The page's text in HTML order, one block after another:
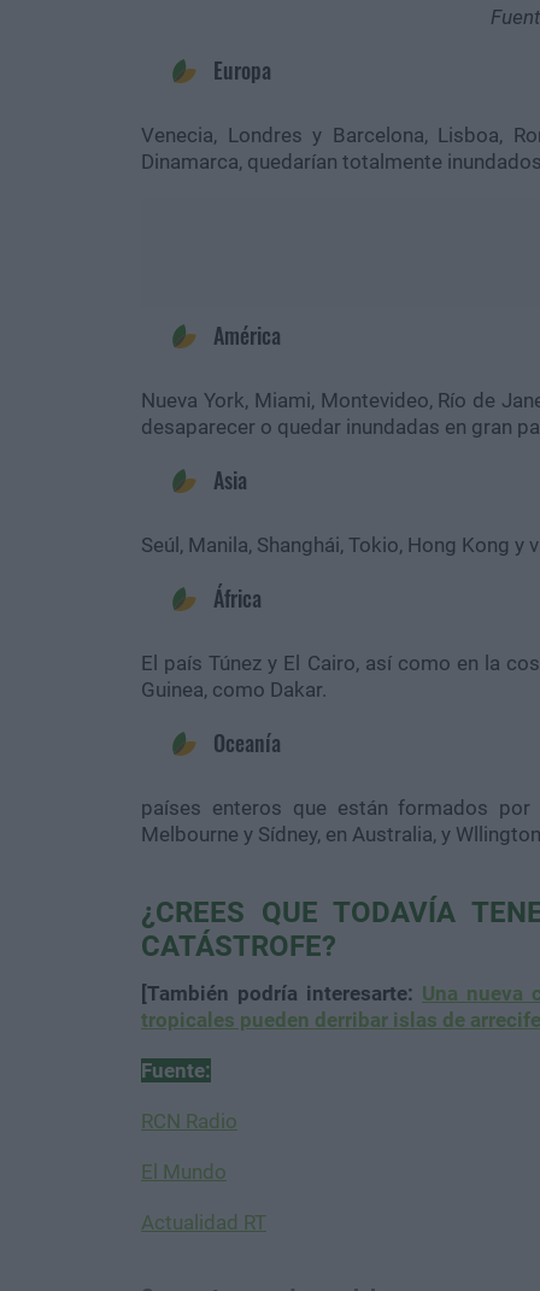
Europa
Venecia, Londres y Barcelona, Lisboa,
Dinamarca, quedarían totalmente
América
Nueva York, Miami, Montevideo, Río de
desaparecer o quedar inundadas en gran
Asia
Seúl, Manila, Shanghái, Tokio, Hong Kong
África
El país Túnez y El Cairo, así como en la
Guinea, como Dakar.
Oceanía
países enteros que están formados
Melbourne y Sídney, en Australia, y
¿CREES QUE TODAVÍA
CATÁSTROFE?
[También podría interesarte: Una nueva
tropicales pueden derribar islas de
Fuente:
RCN Radio
El Mundo
Actualidad RT